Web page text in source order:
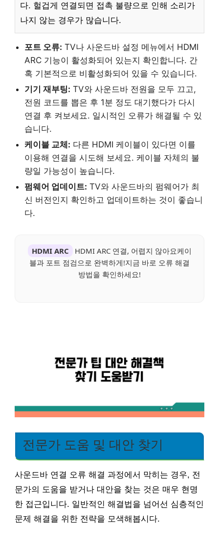
다. 헐겁게 연결되면 접촉 불량으로 인해 소리가
나지 않는 경우가 많습니다.
포트 오류: TV나 사운드바 설정 메뉴에서 HDMI
ARC 기능이 활성화되어 있는지 확인합니다. 간
혹 기본적으로 비활성화되어 있을 수 있습니다.
기기 재부팅: TV와 사운드바 전원을 모두 끄고,
전원 코드를 뽑은 후 1분 정도 대기했다가 다시
연결 후 켜보세요. 일시적인 오류가 해결될 수 있
습니다.
케이블 교체: 다른 HDMI 케이블이 있다면 이를
이용해 연결을 시도해 보세요. 케이블 자체의 불
량일 가능성이 높습니다.
펌웨어 업데이트: TV와 사운드바의 펌웨어가 최
신 버전인지 확인하고 업데이트하는 것이 좋습니
다.
HDMI ARC
HDMI ARC 연결, 어렵지 않아요케이
블과 포트 점검으로 완벽하게!지금 바로 오류 해결
방법을 확인하세요!
전문가 도움 및 대안 찾기
사운드바 연결 오류 해결 과정에서 막히는 경우, 전
문가의 도움을 받거나 대안을 찾는 것은 매우 현명
한 접근입니다. 일반적인 해결법을 넘어선 심층적인
문제 해결을 위한 전략을 모색해봅시다.